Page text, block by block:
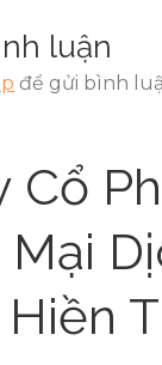
luận
để gửi bình
Cổ